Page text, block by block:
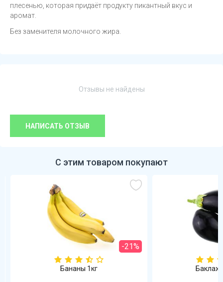
плесенью, которая придаёт продукту пикантный вкус и
аромат.
Без заменителя молочного жира.
Отзывы не найдены
НАПИСАТЬ ОТЗЫВ
С этим товаром покупают
-21%
Бананы 1кг